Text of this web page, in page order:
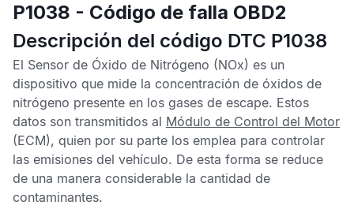
P1038 - Código de falla OBD2
Descripción del código DTC P1038
El Sensor de Óxido de Nitrógeno (NOx) es un
dispositivo que mide la concentración de óxidos de
nitrógeno presente en los gases de escape. Estos
datos son transmitidos al Módulo de Control del Motor
(ECM), quien por su parte los emplea para controlar
las emisiones del vehículo. De esta forma se reduce
de una manera considerable la cantidad de
contaminantes.